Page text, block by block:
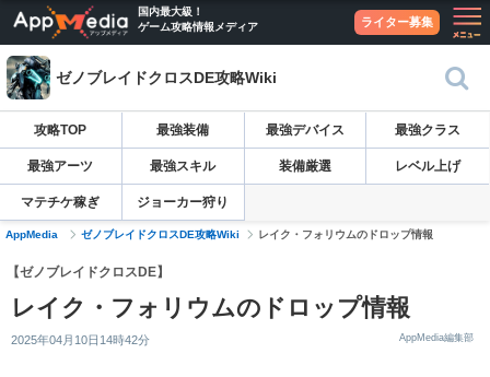
国内最大級！
ゲーム攻略情報メディア
ライター募集
ゼノブレイドクロスDE攻略Wiki
攻略TOP 最強装備 最強デバイス 最強クラス
最強アーツ 最強スキル 装備厳選 レベル上げ
マテチケ稼ぎ ジョーカー狩り
AppMedia ゼノブレイドクロスDE攻略Wiki レイク・フォリウムのドロップ情報
【ゼノブレイドクロスDE】
レイク・フォリウムのドロップ情報
2025年04月10日14時42分 AppMedia編集部